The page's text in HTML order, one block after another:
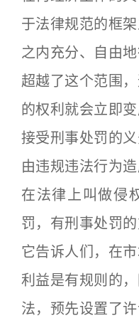
于法律规范的框
之内充分、自由
超越了这个范围
的权利就会立即
接受刑事处罚的
由违规违法行为
在法律上叫做侵
罚，有刑事处罚
它告诉人们，在
利益是有规则的
法，预先设置了